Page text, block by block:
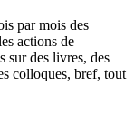
par mois des
actions de
sur des livres, des
colloques, bref, tout